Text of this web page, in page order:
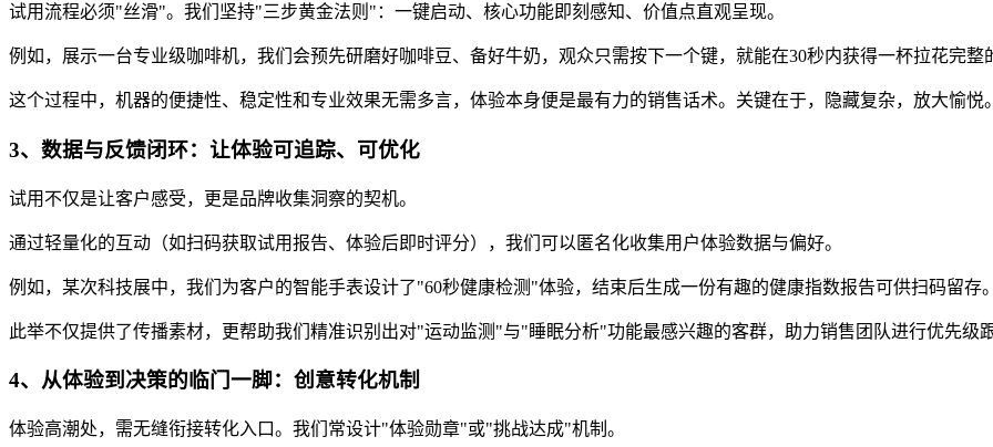
试用流程必须"丝滑"。我们坚持"三步黄金法则"：一键启动、核心功能即刻感知、价值点直观呈现。
例如，展示一台专业级咖啡机，我们会预先研磨好咖啡豆、备好牛奶，观众只需按下一个键，就能在30秒内获得一杯拉花完整
这个过程中，机器的便捷性、稳定性和专业效果无需多言，体验本身便是最有力的销售话术。关键在于，隐藏复杂，放大愉悦。
3、数据与反馈闭环：让体验可追踪、可优化
试用不仅是让客户感受，更是品牌收集洞察的契机。
通过轻量化的互动（如扫码获取试用报告、体验后即时评分），我们可以匿名化收集用户体验数据与偏好。
例如，某次科技展中，我们为客户的智能手表设计了"60秒健康检测"体验，结束后生成一份有趣的健康指数报告可供扫码留存。
此举不仅提供了传播素材，更帮助我们精准识别出对"运动监测"与"睡眠分析"功能最感兴趣的客群，助力销售团队进行优先级跟
4、从体验到决策的临门一脚：创意转化机制
体验高潮处，需无缝衔接转化入口。我们常设计"体验勋章"或"挑战达成"机制。